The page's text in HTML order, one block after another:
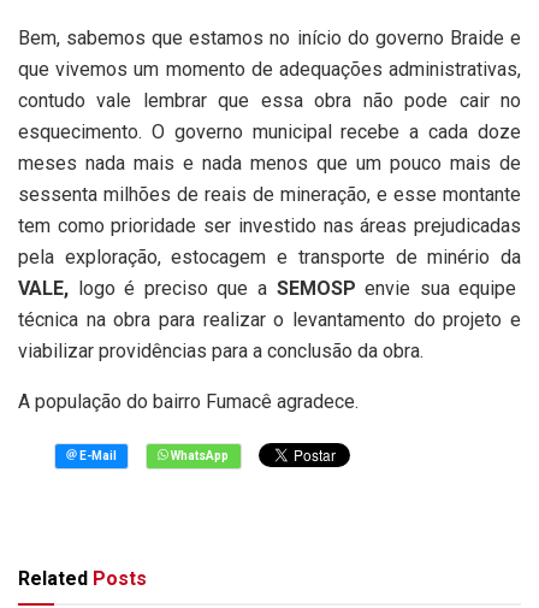
Bem, sabemos que estamos no início do governo Braide e
que vivemos um momento de adequações administrativas,
contudo vale lembrar que essa obra não pode cair no
esquecimento. O governo municipal recebe a cada doze
meses nada mais e nada menos que um pouco mais de
sessenta milhões de reais de mineração, e esse montante
tem como prioridade ser investido nas áreas prejudicadas
pela exploração, estocagem e transporte de minério da
VALE, logo é preciso que a SEMOSP envie sua equipe
técnica na obra para realizar o levantamento do projeto e
viabilizar providências para a conclusão da obra.
A população do bairro Fumacê agradece.
Related Posts